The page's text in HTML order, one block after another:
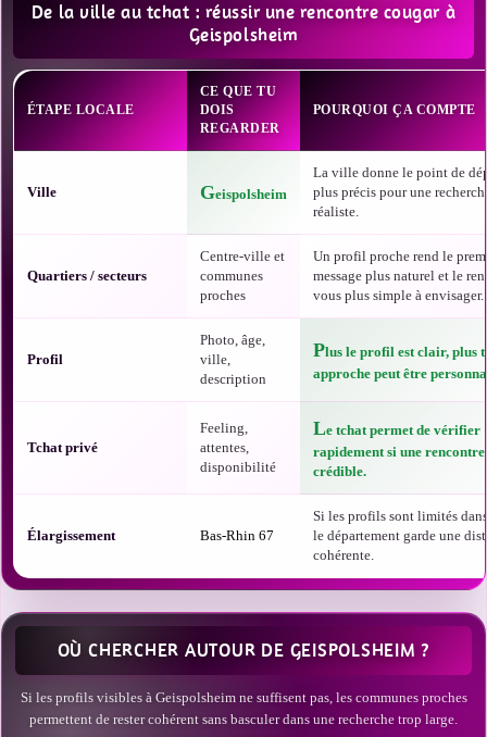
De la ville au tchat : réussir une rencontre cougar à
Geispolsheim
ÉTAPE LOCALE
CE QUE TU
DOIS
REGARDER
POURQUOI ÇA COMPTE
Ville Geispolsheim
La ville donne le point de
plus précis pour une
réaliste.
Quartiers / secteurs
Centre-ville et
communes
proches
Un profil proche rend le
message plus naturel et le
vous plus simple à envisager.
Profil
Photo, âge,
ville,
description
Plus le profil est clair, plus
approche peut être
Tchat privé
Feeling,
attentes,
disponibilité
Le tchat permet de vérifier
rapidement si une rencontre
crédible.
Élargissement Bas-Rhin 67
Si les profils sont limités
le département garde une
cohérente.
OÙ CHERCHER AUTOUR DE GEISPOLSHEIM ?
Si les profils visibles à Geispolsheim ne suffisent pas, les communes proches
permettent de rester cohérent sans basculer dans une recherche trop large.